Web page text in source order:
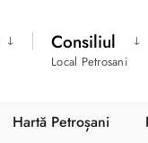
Consiliul
Local Petrosani
Hartă Petroșani